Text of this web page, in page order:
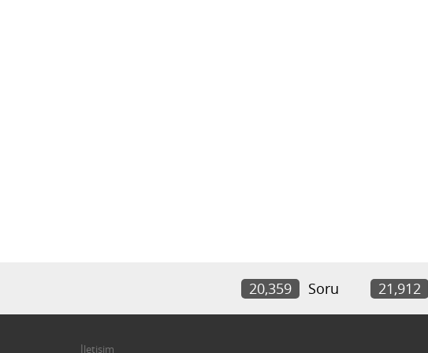
20,359 Soru 21,912
İletişim